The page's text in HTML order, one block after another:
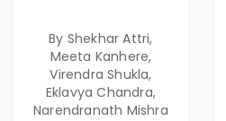
Excellence,
Founder Mindset &
Gen Z Leadership
By Shekhar Attri,
Meeta Kanhere,
Virendra Shukla,
Eklavya Chandra,
Narendranath Mishra